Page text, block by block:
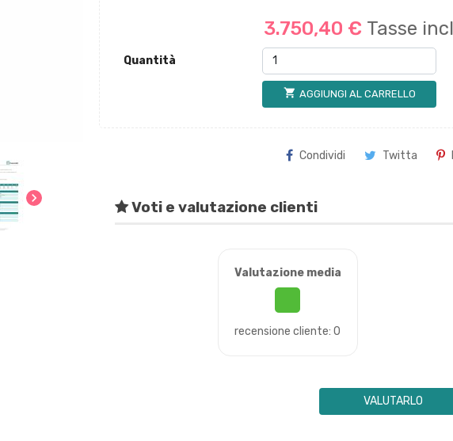
chevron_right
3.750,40 € Tasse
Quantità
shopping_cart AGGIUNGI AL CARRELLO
Condividi Twitta
Voti e valutazione clienti
Valutazione media
recensione cliente: 0
VALUTARLO